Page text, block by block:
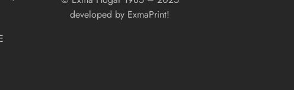
developed by ExmaPrint!